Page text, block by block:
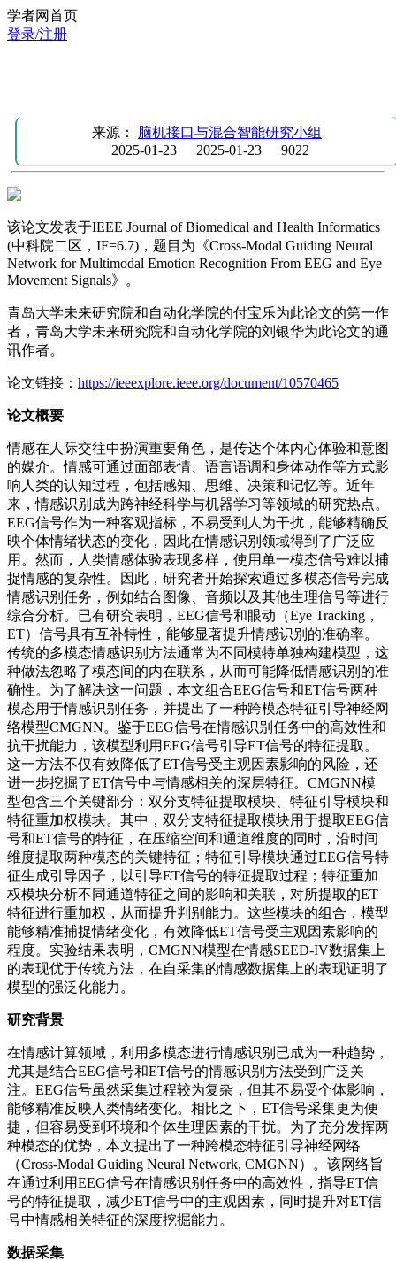
学者网首页
登录/注册
来源： 脑机接口与混合智能研究小组
2025-01-23
2025-01-23 9022
该论文发表于IEEE Journal of Biomedical and Health Informatics
(中科院二区，IF=6.7)，题目为《Cross-Modal Guiding Neural
Network for Multimodal Emotion Recognition From EEG and Eye
Movement Signals》。
青岛大学未来研究院和自动化学院的付宝乐为此论文的第一作
者，青岛大学未来研究院和自动化学院的刘银华为此论文的通
讯作者。
论文链接： https://ieeexplore.ieee.org/document/10570465
论文概要
情感在人际交往中扮演重要角色，是传达个体内心体验和意图
的媒介。情感可通过面部表情、语言语调和身体动作等方式影
响人类的认知过程，包括感知、思维、决策和记忆等。近年
来，情感识别成为跨神经科学与机器学习等领域的研究热点。
EEG信号作为一种客观指标，不易受到人为干扰，能够精确反
映个体情绪状态的变化，因此在情感识别领域得到了广泛应
用。然而，人类情感体验表现多样，使用单一模态信号难以捕
捉情感的复杂性。因此，研究者开始探索通过多模态信号完成
情感识别任务，例如结合图像、音频以及其他生理信号等进行
综合分析。已有研究表明，EEG信号和眼动（Eye Tracking，
ET）信号具有互补特性，能够显著提升情感识别的准确率。
传统的多模态情感识别方法通常为不同模特单独构建模型，这
种做法忽略了模态间的内在联系，从而可能降低情感识别的准
确性。为了解决这一问题，本文组合EEG信号和ET信号两种
模态用于情感识别任务，并提出了一种跨模态特征引导神经网
络模型CMGNN。鉴于EEG信号在情感识别任务中的高效性和
抗干扰能力，该模型利用EEG信号引导ET信号的特征提取。
这一方法不仅有效降低了ET信号受主观因素影响的风险，还
进一步挖掘了ET信号中与情感相关的深层特征。CMGNN模
型包含三个关键部分：双分支特征提取模块、特征引导模块和
特征重加权模块。其中，双分支特征提取模块用于提取EEG信
号和ET信号的特征，在压缩空间和通道维度的同时，沿时间
维度提取两种模态的关键特征；特征引导模块通过EEG信号特
征生成引导因子，以引导ET信号的特征提取过程；特征重加
权模块分析不同通道特征之间的影响和关联，对所提取的ET
特征进行重加权，从而提升判别能力。这些模块的组合，模型
能够精准捕捉情绪变化，有效降低ET信号受主观因素影响的
程度。实验结果表明，CMGNN模型在情感SEED-IV数据集上
的表现优于传统方法，在自采集的情感数据集上的表现证明了
模型的强泛化能力。
研究背景
在情感计算领域，利用多模态进行情感识别已成为一种趋势，
尤其是结合EEG信号和ET信号的情感识别方法受到广泛关
注。EEG信号虽然采集过程较为复杂，但其不易受个体影响，
能够精准反映人类情绪变化。相比之下，ET信号采集更为便
捷，但容易受到环境和个体生理因素的干扰。为了充分发挥两
种模态的优势，本文提出了一种跨模态特征引导神经网络
（Cross-Modal Guiding Neural Network, CMGNN）。该网络旨
在通过利用EEG信号在情感识别任务中的高效性，指导ET信
号的特征提取，减少ET信号中的主观因素，同时提升对ET信
号中情感相关特征的深度挖掘能力。
数据采集